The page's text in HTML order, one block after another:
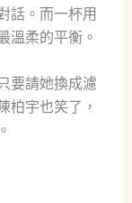
話。而一杯用
溫柔的平衡。
要請她換成濾
柏宇也笑了，